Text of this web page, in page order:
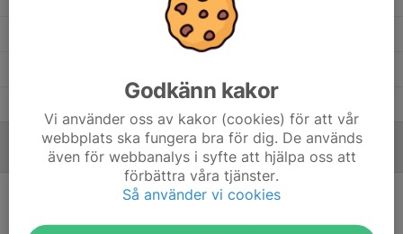
Alicia Dreikant
MÅLVAKTER
Godkänn kakor
Vi använder oss av kakor (cookies) för att vår
webbplats ska fungera bra för dig. De används
även för webbanalys i syfte att hjälpa oss att
förbättra våra tjänster.
Så använder vi cookies